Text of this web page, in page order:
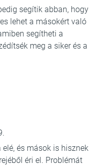
segítik abban, hogy
lehet a másokért való
segítheti a
meg a siker és a
és mások is hisznek
éri el. Problémát